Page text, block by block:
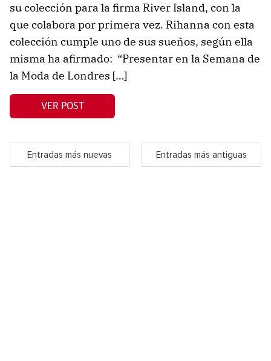
su colección para la firma River Island, con la
que colabora por primera vez. Rihanna con esta
colección cumple uno de sus sueños, según ella
misma ha afirmado: “Presentar en la Semana de
la Moda de Londres […]
VER POST
Entradas más nuevas Entradas más antiguas